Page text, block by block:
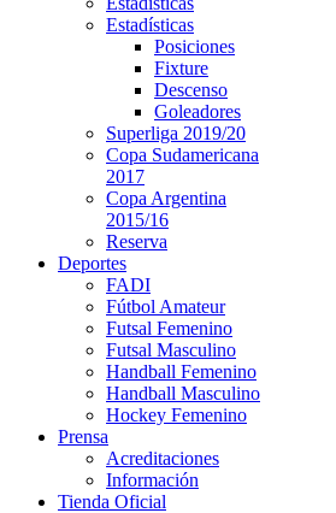
Estadísticas
Posiciones
Fixture
Descenso
Goleadores
Superliga 2019/20
Copa Sudamericana
2017
Copa Argentina
2015/16
Reserva
Deportes
FADI
Fútbol Amateur
Futsal Femenino
Futsal Masculino
Handball Femenino
Handball Masculino
Hockey Femenino
Prensa
Acreditaciones
Información
Tienda Oficial